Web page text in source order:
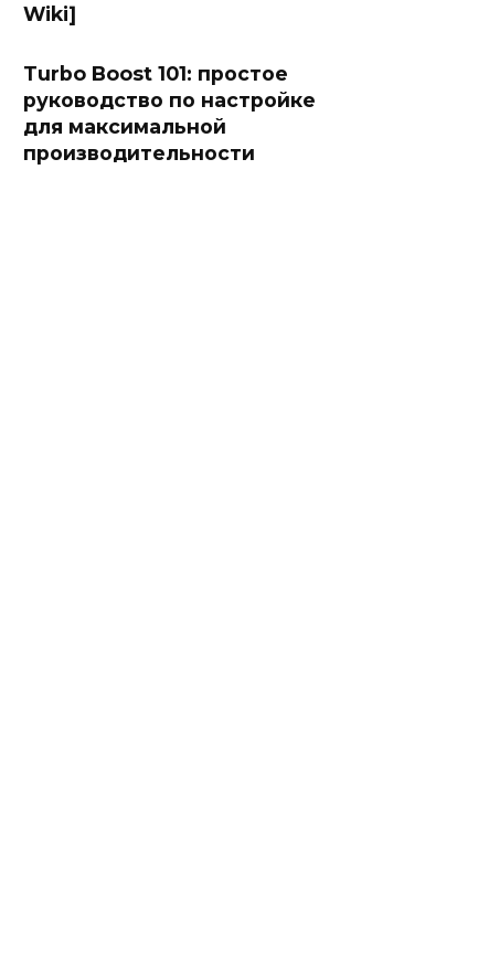
Wiki]
Turbo Boost 101: простое
руководство по настройке
для максимальной
производительности